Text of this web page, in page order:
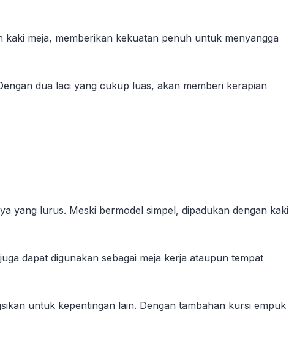
kaki meja, memberikan kekuatan penuh untuk menyangga
dua laci yang cukup luas, akan memberi kerapian
yang lurus. Meski bermodel simpel, dipadukan dengan kaki
dapat digunakan sebagai meja kerja ataupun tempat
untuk kepentingan lain. Dengan tambahan kursi empuk